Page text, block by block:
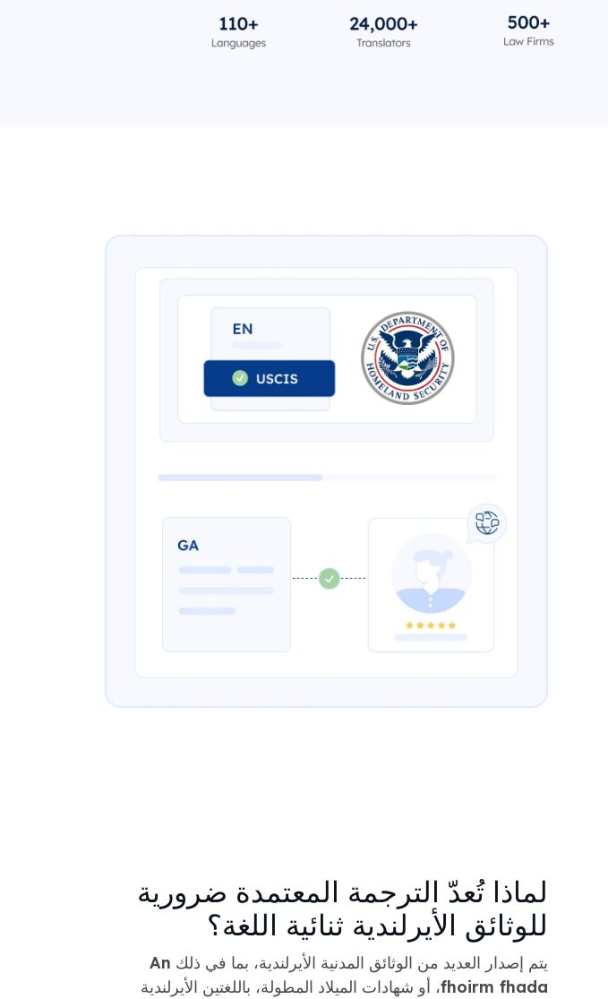
لماذا تُعدّ الترجمة المعتمدة ضرورية
للوثائق الأيرلندية ثنائية اللغة؟
يتم إصدار العديد من الوثائق المدنية الأيرلندية، بما في ذلك An
fhoirm fhada، أو شهادات الميلاد المطولة، باللغتين الأيرلندية